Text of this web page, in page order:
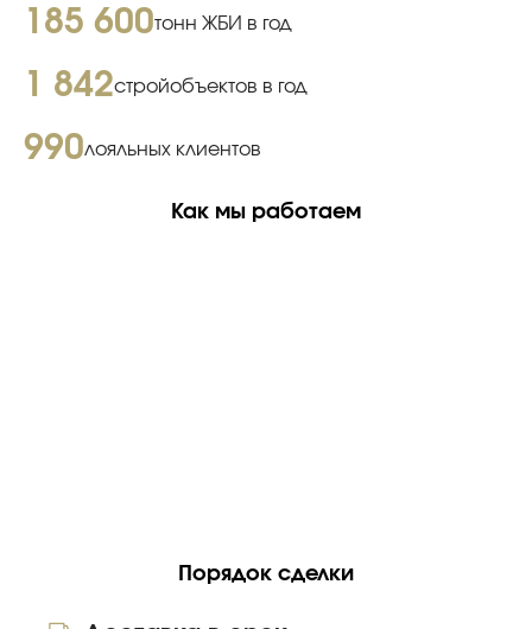
185 600тонн ЖБИ в год
1 842стройобъектов в год
990лояльных клиентов
Как мы работаем
Порядок сделки